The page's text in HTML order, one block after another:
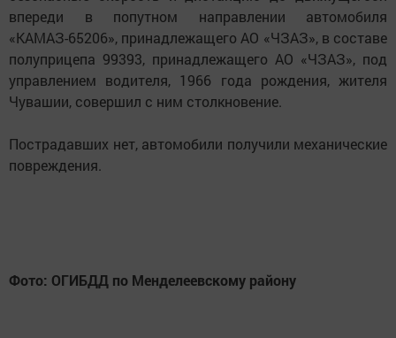
впереди в попутном направлении автомобиля
«КАМАЗ-65206», принадлежащего АО «ЧЗАЗ», в составе
полуприцепа 99393, принадлежащего АО «ЧЗАЗ», под
управлением водителя, 1966 года рождения, жителя
Чувашии, совершил с ним столкновение.
Пострадавших нет, автомобили получили механические
повреждения.
Фото: ОГИБДД по Менделеевскому району